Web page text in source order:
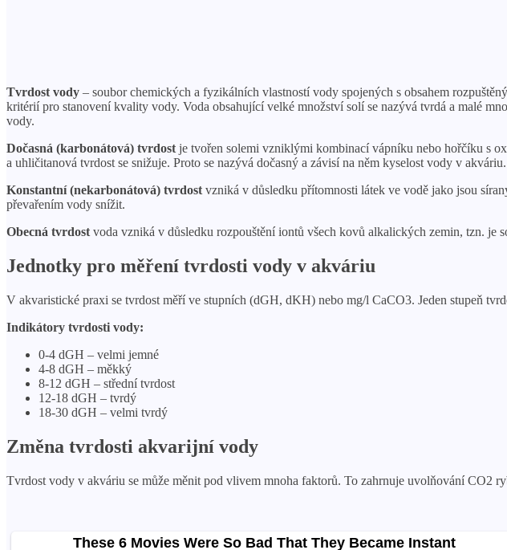
Tvrdost vody – soubor chemických a fyzikálních vlastností vody spojených s obsahem
kritérií pro stanovení kvality vody. Voda obsahující velké množství solí se nazývá tvrdá a malé
vody.
Dočasná (karbonátová) tvrdost je tvořen solemi vzniklými kombinací vápníku nebo hořčíku s
a uhličitanová tvrdost se snižuje. Proto se nazývá dočasný a závisí na něm kyselost vody v akváriu.
Konstantní (nekarbonátová) tvrdost vzniká v důsledku přítomnosti látek ve vodě jako jsou
převařením vody snížit.
Obecná tvrdost voda vzniká v důsledku rozpouštění iontů všech kovů alkalických zemin, tzn. je
Jednotky pro měření tvrdosti vody v akváriu
V akvaristické praxi se tvrdost měří ve stupních (dGH, dKH) nebo mg/l CaCO3. Jeden stupeň
Indikátory tvrdosti vody:
0-4 dGH – velmi jemné
4-8 dGH – měkký
8-12 dGH – střední tvrdost
12-18 dGH – tvrdý
18-30 dGH – velmi tvrdý
Změna tvrdosti akvarijní vody
Tvrdost vody v akváriu se může měnit pod vlivem mnoha faktorů. To zahrnuje uvolňování CO2